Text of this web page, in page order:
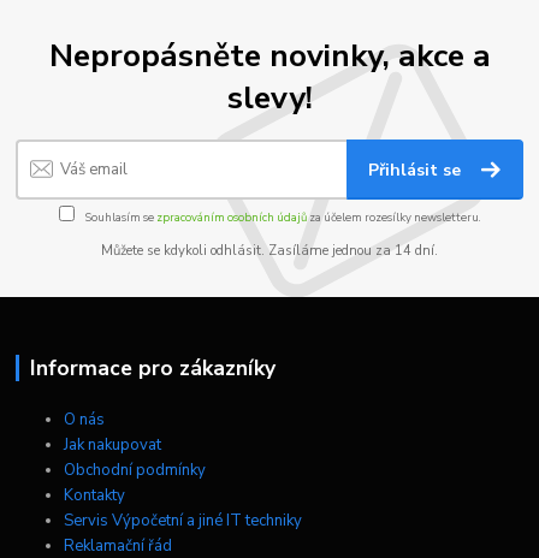
Nepropásněte novinky, akce a
slevy!
Přihlásit se
Souhlasím se zpracováním osobních údajůza účelem rozesílky newsletteru.
Můžete se kdykoli odhlásit. Zasíláme jednou za 14 dní.
Informace pro zákazníky
O nás
Jak nakupovat
Obchodní podmínky
Kontakty
Servis Výpočetní a jiné IT techniky
Reklamační řád